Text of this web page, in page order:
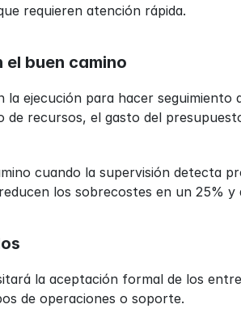
requieren atención rápida.
buen camino
ejecución para hacer
recursos, el gasto del
cuando la supervisión detecta
los sobrecostes en un 25%
la aceptación formal de los
de operaciones o soporte.